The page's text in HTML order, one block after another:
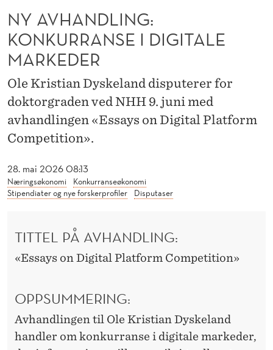
N
G
K
O
N
K
U
28. mai 2026 08:13
Næringsøkonomi
Konkurranseøkonomi
Stipendiater og nye forskerprofiler
Disputaser
NY AVHANDLING:
KONKURRANSE I DIGITALE
MARKEDER
Ole Kristian Dyskeland disputerer for
doktorgraden ved NHH 9. juni med
avhandlingen «Essays on Digital Platform
Competition».
TITTEL PÅ AVHANDLING:
«Essays on Digital Platform Competition»
OPPSUMMERING:
Avhandlingen til Ole Kristian Dyskeland
handler om konkurranse i digitale markeder,